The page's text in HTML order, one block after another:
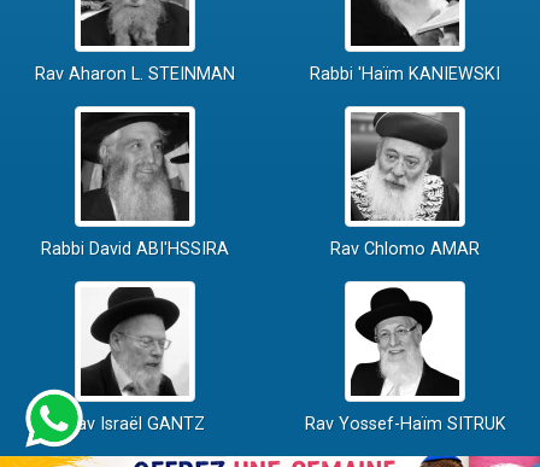
Rav Aharon L. STEINMAN Rabbi 'Haïm KANIEWSKI
Rabbi David ABI'HSSIRA Rav Chlomo AMAR
Rav Israël GANTZ Rav Yossef-Haïm SITRUK